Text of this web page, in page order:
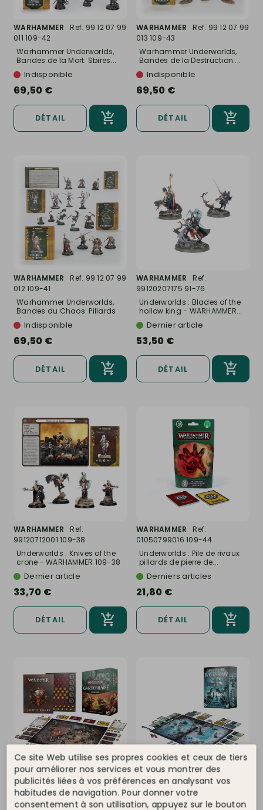
WARHAMMER
Ref. 99 12 07 99
011 109-42
Warhammer Underworlds,
Bandes de la Mort: Sbires...
Indisponible
69,50 €
DÉTAIL
WARHAMMER
Ref. 99 12 07 99
013 109-43
Warhammer Underworlds,
Bandes de la Destruction:...
Indisponible
69,50 €
DÉTAIL
WARHAMMER
Ref. 99 12 07 99
012 109-41
Warhammer Underworlds,
Bandes du Chaos: Pillards
de...Indisponible
69,50 €
DÉTAIL
WARHAMMER
Ref.
99120207175 91-76
Underworlds : Blades of the
hollow king - WARHAMMER...
Dernier article
53,50 €
DÉTAIL
WARHAMMER
Ref.
99120712001 109-38
Underworlds : Knives of the
crone - WARHAMMER 109-38
Dernier article
33,70 €
DÉTAIL
WARHAMMER
Ref.
01050799016 109-44
Underworlds : Pile de rivaux
pillards de pierre de...
Derniers articles
21,80 €
DÉTAIL
WARHAMMER Ref.
01010799027 34-001
Warhammer Underworlds :
WARHAMMER Ref.
01010799023 109-29
Warhammer Underworlds :
Ce site Web utilise ses propres cookies et ceux de tiers
pour améliorer nos services et vous montrer des
publicités liées à vos préférences en analysant vos
habitudes de navigation. Pour donner votre
consentement à son utilisation, appuyez sur le bouton